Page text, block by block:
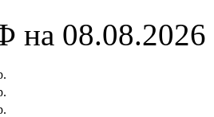
на 08.08.2026